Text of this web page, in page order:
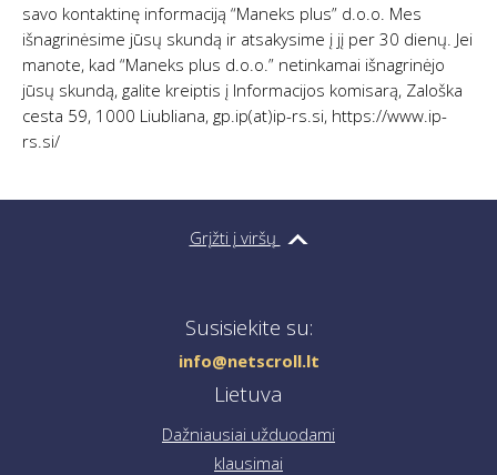
savo kontaktinę informaciją “Maneks plus” d.o.o. Mes
išnagrinėsime jūsų skundą ir atsakysime į jį per 30 dienų. Jei
manote, kad “Maneks plus d.o.o.” netinkamai išnagrinėjo
jūsų skundą, galite kreiptis į Informacijos komisarą, Zaloška
cesta 59, 1000 Liubliana, gp.ip(at)ip-rs.si, https://www.ip-
rs.si/
Grįžti į viršų
Susisiekite su:
info@netscroll.lt
Lietuva
Dažniausiai užduodami
klausimai